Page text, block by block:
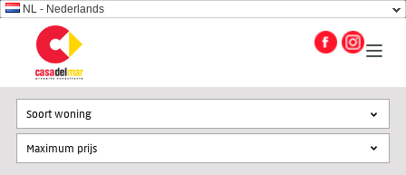
NL - Nederlands
Soort woning